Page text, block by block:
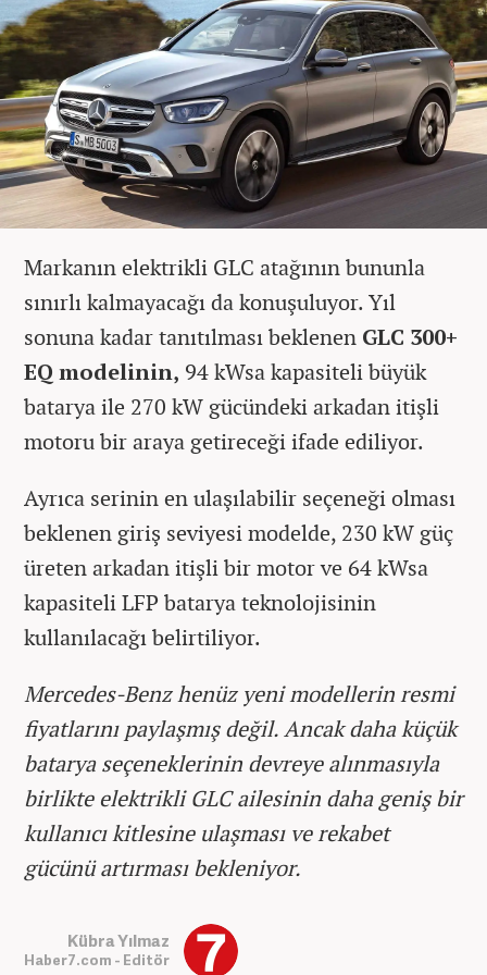
Markanın elektrikli GLC atağının bununla
sınırlı kalmayacağı da konuşuluyor. Yıl
sonuna kadar tanıtılması beklenen GLC 300+
EQ modelinin, 94 kWsa kapasiteli büyük
batarya ile 270 kW gücündeki arkadan itişli
motoru bir araya getireceği ifade ediliyor.
Ayrıca serinin en ulaşılabilir seçeneği olması
beklenen giriş seviyesi modelde, 230 kW güç
üreten arkadan itişli bir motor ve 64 kWsa
kapasiteli LFP batarya teknolojisinin
kullanılacağı belirtiliyor.
Mercedes-Benz henüz yeni modellerin resmi
fiyatlarını paylaşmış değil. Ancak daha küçük
batarya seçeneklerinin devreye alınmasıyla
birlikte elektrikli GLC ailesinin daha geniş bir
kullanıcı kitlesine ulaşması ve rekabet
gücünü artırması bekleniyor.
Kübra Yılmaz
Haber7.com - Editör